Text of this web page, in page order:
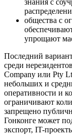
общества с
упрощают
Последний
среди
Company или Pty
небольших и
оперативности и
ограничивают
запрещено
Гонконге может
экспорт, IT-